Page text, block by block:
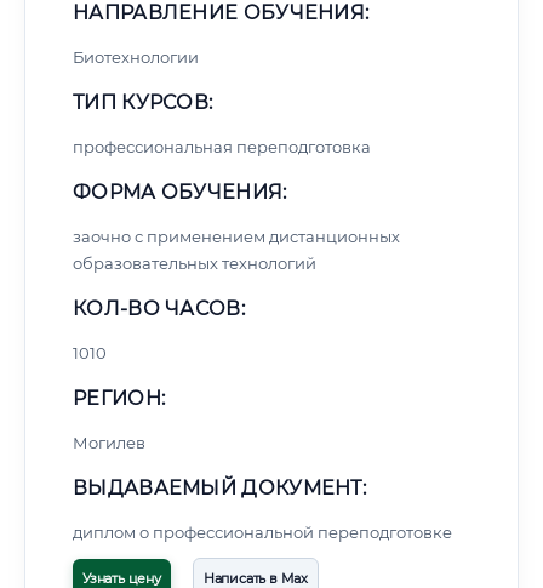
НАПРАВЛЕНИЕ ОБУЧЕНИЯ:
Биотехнологии
ТИП КУРСОВ:
профессиональная переподготовка
ФОРМА ОБУЧЕНИЯ:
заочно с применением дистанционных
образовательных технологий
КОЛ-ВО ЧАСОВ:
1010
РЕГИОН:
Могилев
ВЫДАВАЕМЫЙ ДОКУМЕНТ:
диплом о профессиональной переподготовке
Узнать цену Написать в Max